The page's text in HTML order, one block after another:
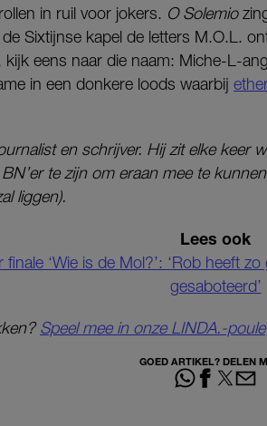
in ruil voor jokers. O Solemio
Sixtijnse kapel de letters M.O.L.
kijk eens naar die naam: Miche-L-
in een donkere loods waarbij
en schrijver. Hij zit elke keer
te zijn om eraan mee te
liggen).
Lees ook
finale ‘Wie is de Mol?’: ‘Rob heeft
gesaboteerd’
Speel mee in onze LINDA.-poule
GOED ARTIKEL? DELEN